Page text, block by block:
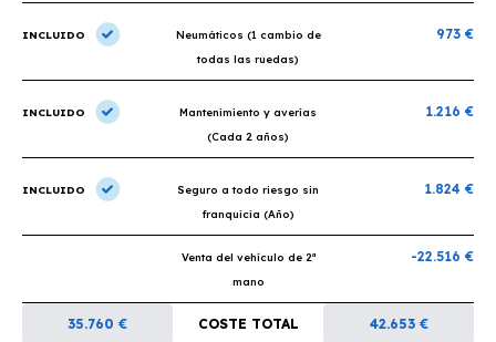
INCLUIDO
Neumáticos (1 cambio de
todas las ruedas)
973 €
INCLUIDO
Mantenimiento y averías
(Cada 2 años)
1.216 €
INCLUIDO
Seguro a todo riesgo sin
franquicia (Año)
1.824 €
Venta del vehículo de 2ª
mano
-22.516 €
35.760 € COSTE TOTAL 42.653 €